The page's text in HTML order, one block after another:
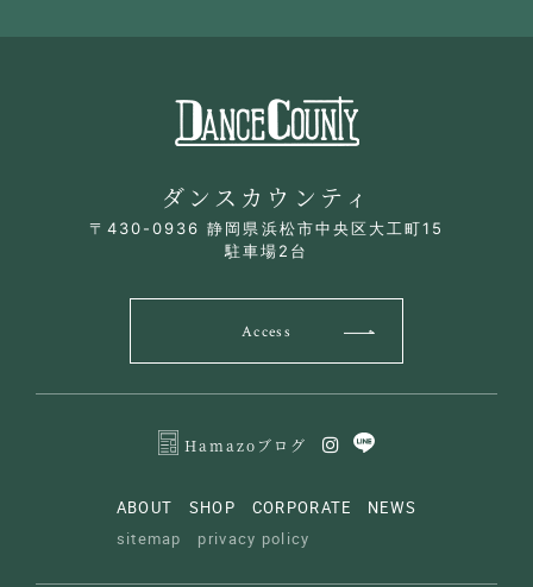
ダンスカウンティ
〒430-0936 静岡県浜松市中央区大工町15
駐車場2台
Access
Hamazoブログ
ABOUT SHOP CORPORATE
NEWS
sitemap
privacy policy